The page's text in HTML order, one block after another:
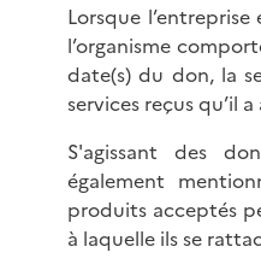
Lorsque
l’organisme
date(s) du don, la
services reçus qu’il
S'agissant des
également
produits acceptés
à laquelle ils se